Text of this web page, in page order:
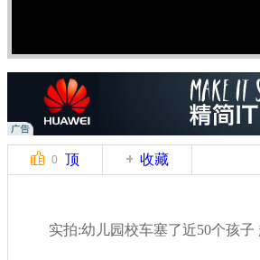
0 顶 收藏
实拍:幼儿园校车塞了近50个孩子